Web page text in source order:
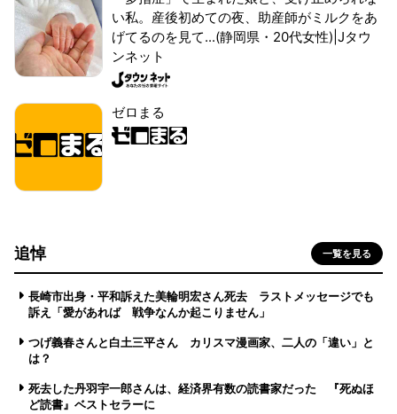
い私。産後初めての夜、助産師がミルクをあ
げてるのを見て...(静岡県・20代女性)|Jタウ
ンネット
ゼロまる
追悼 一覧を見る
長崎市出身・平和訴えた美輪明宏さん死去 ラストメッセージでも
訴え「愛があれば 戦争なんか起こりません」
つげ義春さんと白土三平さん カリスマ漫画家、二人の「違い」と
は？
死去した丹羽宇一郎さんは、経済界有数の読書家だった 『死ぬほ
ど読書』ベストセラーに